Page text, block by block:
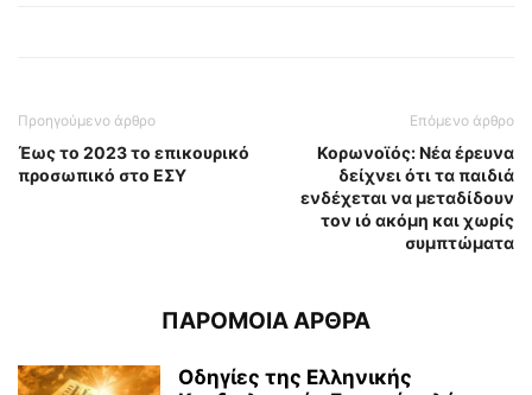
Προηγούμενο άρθρο
Έως το 2023 το επικουρικό
προσωπικό στο ΕΣΥ
Επόμενο άρθρο
Κορωνοϊός: Νέα έρευνα
δείχνει ότι τα παιδιά
ενδέχεται να μεταδίδουν
τον ιό ακόμη και χωρίς
συμπτώματα
ΠΑΡΟΜΟΙΑ ΑΡΘΡΑ
Οδηγίες της Ελληνικής